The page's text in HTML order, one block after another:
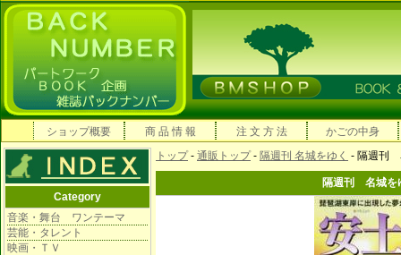
ショップ概要 商 品 情 報 注 文 方 法 かごの中身
Category
音楽・舞台 ワンテーマ
芸能・タレント
映画・ＴＶ
トップ- 通販トップ- 隔週刊 名城をゆく - 隔週刊
隔週刊 名城